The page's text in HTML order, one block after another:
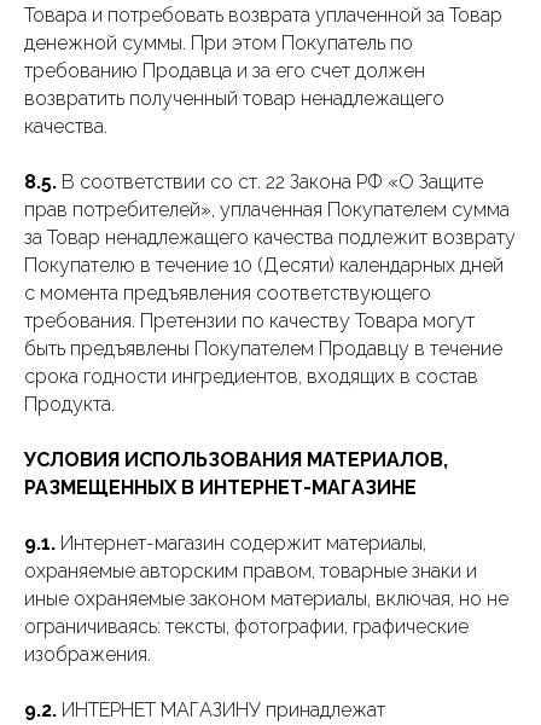
Товара и потребовать возврата уплаченной за Товар
денежной суммы. При этом Покупатель по
требованию Продавца и за его счет должен
возвратить полученный товар ненадлежащего
качества.
8.5. В соответствии со ст. 22 Закона РФ «О Защите
прав потребителей», уплаченная Покупателем сумма
за Товар ненадлежащего качества подлежит возврату
Покупателю в течение 10 (Десяти) календарных дней
с момента предъявления соответствующего
требования. Претензии по качеству Товара могут
быть предъявлены Покупателем Продавцу в течение
срока годности ингредиентов, входящих в состав
Продукта.
УСЛОВИЯ ИСПОЛЬЗОВАНИЯ МАТЕРИАЛОВ,
РАЗМЕЩЕННЫХ В ИНТЕРНЕТ-МАГАЗИНЕ
9.1. Интернет-магазин содержит материалы,
охраняемые авторским правом, товарные знаки и
иные охраняемые законом материалы, включая, но не
ограничиваясь: тексты, фотографии, графические
изображения.
9.2. ИНТЕРНЕТ МАГАЗИНУ принадлежат